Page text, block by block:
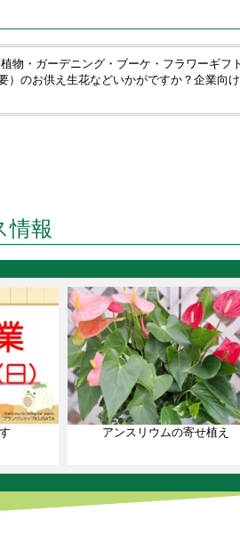
物・ガーデニング・ブーケ・フラワーギフ
のお供え生花などいかがですか？企業向
情報
アンスリウムの寄せ植え